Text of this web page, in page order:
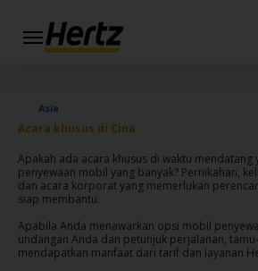
Menu
Modify/Cancel
Penawaran
Khusus
Join /
Gold
Overview
Asia
Acara khusus di Cina
Apakah ada acara khusus di waktu mendatang
penyewaan mobil yang banyak? Pernikahan,
dan acara korporat yang memerlukan
siap membantu.
Apabila Anda menawarkan opsi mobil
undangan Anda dan petunjuk perjalanan,
mendapatkan manfaat dari tarif dan layanan